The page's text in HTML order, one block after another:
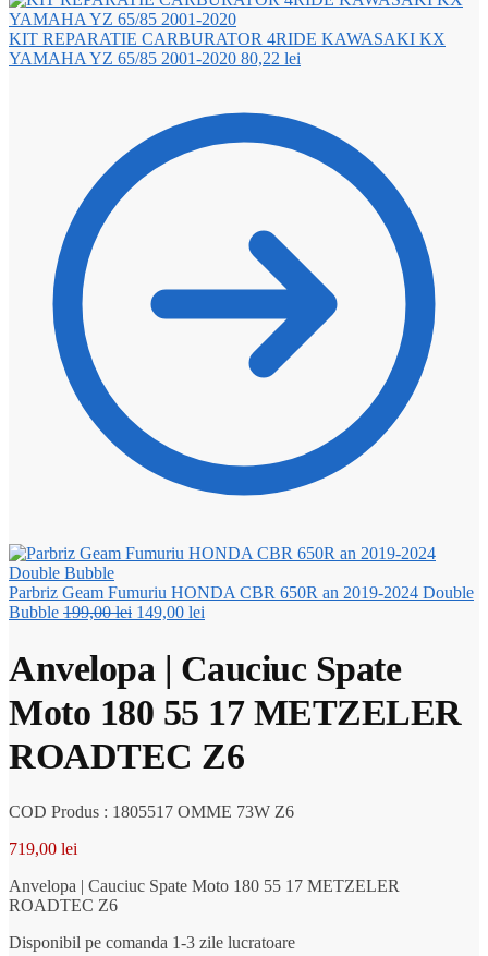
KIT REPARATIE CARBURATOR 4RIDE KAWASAKI KX
YAMAHA YZ 65/85 2001-2020 80,22 lei
Parbriz Geam Fumuriu HONDA CBR 650R an 2019-2024 Double
Bubble 199,00lei Prețul
fost:
199,00 lei.
149,00 lei
149,00 lei.
Anvelopa | Cauciuc Spate
Moto 180 55 17 METZELER
ROADTEC Z6
COD Produs : 1805517 OMME 73W Z6
719,00 lei
Anvelopa | Cauciuc Spate Moto 180 55 17 METZELER
ROADTEC Z6
Disponibil pe comanda 1-3 zile lucratoare